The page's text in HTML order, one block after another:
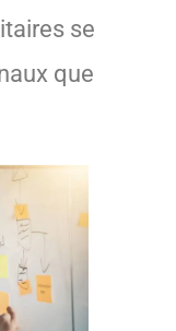
se
que